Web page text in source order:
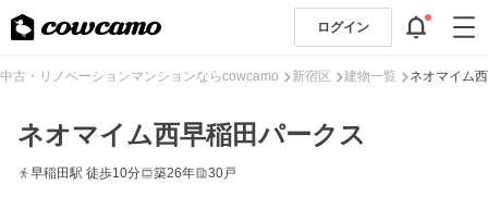
ログイン
中古・リノベーションマンションならcowcamo 新宿区 建物一覧 ネオマイム
ネオマイム西早稲田パークス
早稲田駅 徒歩10分 築26年 30戸